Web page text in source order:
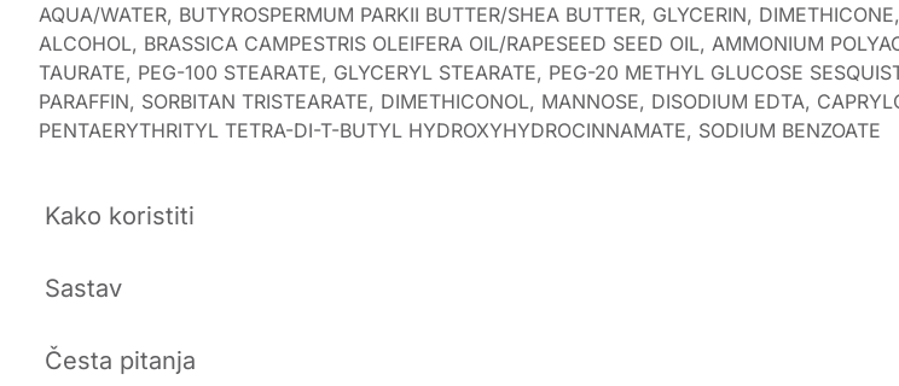
AQUA/WATER, BUTYROSPERMUM PARKII BUTTER/SHEA BUTTER, GLYCERIN,
ALCOHOL, BRASSICA CAMPESTRIS OLEIFERA OIL/RAPESEED SEED OIL, AMMONIUM
TAURATE, PEG-100 STEARATE, GLYCERYL STEARATE, PEG-20 METHYL GLUCOSE
PARAFFIN, SORBITAN TRISTEARATE, DIMETHICONOL, MANNOSE, DISODIUM EDTA,
PENTAERYTHRITYL TETRA-DI-T-BUTYL HYDROXYHYDROCINNAMATE, SODIUM BENZOATE
Kako koristiti
Sastav
Česta pitanja